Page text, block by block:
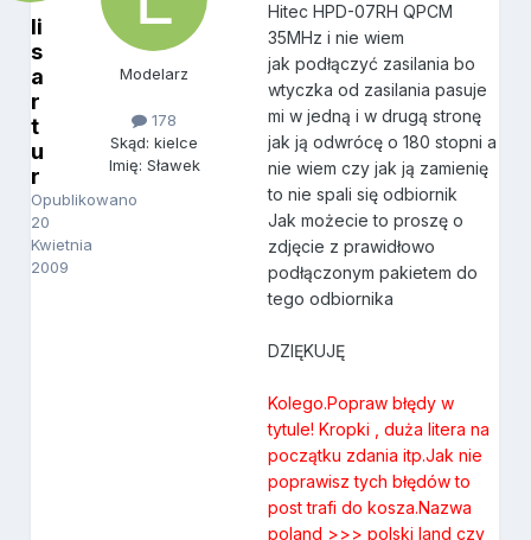
li
s
a
r
t
u
r
Opublikowano
20
Kwietnia
2009
Modelarz
178
Skąd: kielce
Imię: Sławek
Hitec HPD-07RH QPCM
35MHz i nie wiem
jak podłączyć zasilania bo
wtyczka od zasilania pasuje
mi w jedną i w drugą stronę
jak ją odwrócę o 180 stopni a
nie wiem czy jak ją zamienię
to nie spali się odbiornik
Jak możecie to proszę o
zdjęcie z prawidłowo
podłączonym pakietem do
tego odbiornika
DZIĘKUJĘ
Kolego.Popraw błędy w
tytule! Kropki , duża litera na
początku zdania itp.Jak nie
poprawisz tych błędów to
post trafi do kosza.Nazwa
poland >>> polski land czy